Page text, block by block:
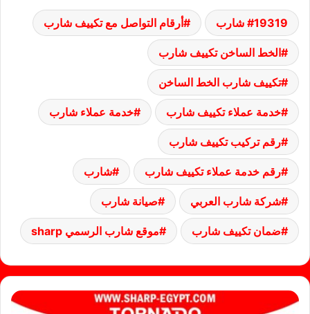
19319 شارب أرقام التواصل مع تكييف شارب
الخط الساخن تكييف شارب
تكييف شارب الخط الساخن
خدمة عملاء تكييف شارب خدمة عملاء شارب
رقم تركيب تكييف شارب
رقم خدمة عملاء تكييف شارب شارب
شركة شارب العربي صيانة شارب
ضمان تكييف شارب موقع شارب الرسمي sharp